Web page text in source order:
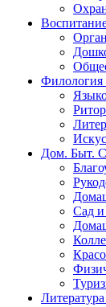
Филология
Дом. Быт.
Сад и